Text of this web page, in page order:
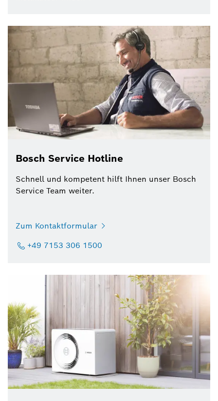
Bosch Service Hotline
Schnell und kompetent hilft Ihnen unser Bosch
Service Team weiter.
Zum Kontaktformular
+49 7153 306 1500